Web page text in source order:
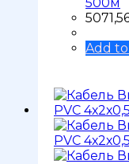
Add